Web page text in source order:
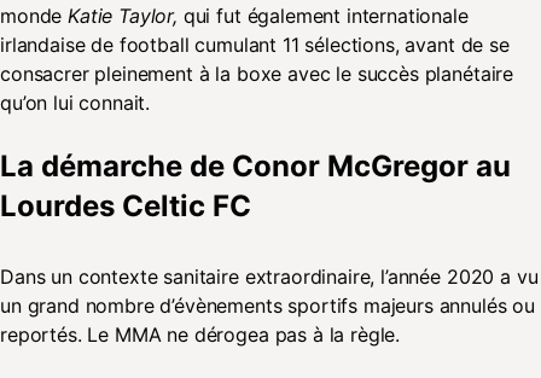
monde Katie Taylor, qui fut également internationale
irlandaise de football cumulant 11 sélections, avant de se
consacrer pleinement à la boxe avec le succès planétaire
qu’on lui connait.
La démarche de Conor McGregor au
Lourdes Celtic FC
Dans un contexte sanitaire extraordinaire, l’année 2020 a vu
un grand nombre d’évènements sportifs majeurs annulés ou
reportés. Le MMA ne dérogea pas à la règle.